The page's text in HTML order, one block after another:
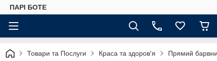
ПАРІ БОТЕ
Товари та Послуги Краса та здоров'я Прямий